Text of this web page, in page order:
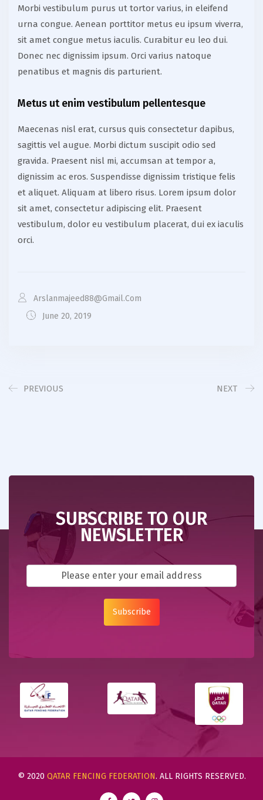
Morbi vestibulum purus ut tortor varius, in eleifend
urna congue. Aenean porttitor metus eu ipsum viverra,
sit amet congue metus iaculis. Curabitur eu leo dui.
Donec nec dignissim ipsum. Orci varius natoque
penatibus et magnis dis parturient.
Metus ut enim vestibulum pellentesque
Maecenas nisl erat, cursus quis consectetur dapibus,
sagittis vel augue. Morbi dictum suscipit odio sed
gravida. Praesent nisl mi, accumsan at tempor a,
dignissim ac eros. Suspendisse dignissim tristique felis
et aliquet. Aliquam at libero risus. Lorem ipsum dolor
sit amet, consectetur adipiscing elit. Praesent
vestibulum, dolor eu vestibulum placerat, dui ex iaculis
orci.
Arslanmajeed88@gmail.com
June 20, 2019
PREVIOUS NEXT
SUBSCRIBE TO OUR
NEWSLETTER
Subscribe
© 2020 QATAR FENCING FEDERATION. ALL RIGHTS RESERVED.